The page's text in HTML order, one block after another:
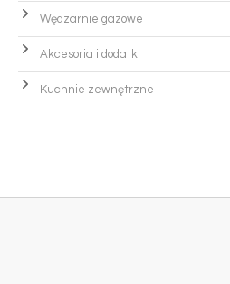
Wędzarnie gazowe
Akcesoria i dodatki
Kuchnie zewnętrzne